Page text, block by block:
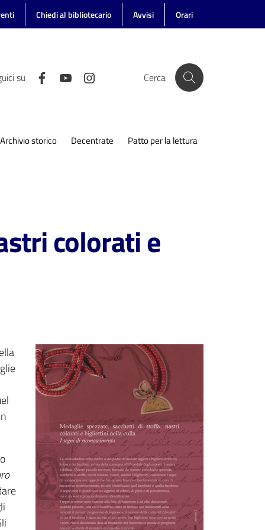
Chiedi al bibliotecario Avvisi Orari
su Cerca
Archivio storico Decentrate Patto per la lettura
colorati e